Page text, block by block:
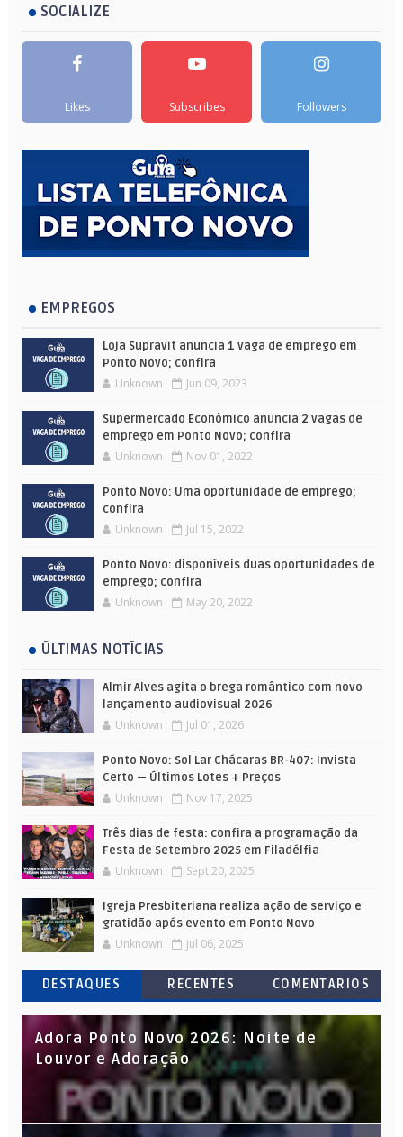
SOCIALIZE
Likes Subscribes Followers
EMPREGOS
Loja Supravit anuncia 1 vaga de emprego em
Ponto Novo; confira
Unknown Jun 09, 2023
Supermercado Econômico anuncia 2 vagas de
emprego em Ponto Novo; confira
Unknown Nov 01, 2022
Ponto Novo: Uma oportunidade de emprego;
confira
Unknown Jul 15, 2022
Ponto Novo: disponíveis duas oportunidades de
emprego; confira
Unknown May 20, 2022
ÚLTIMAS NOTÍCIAS
Almir Alves agita o brega romântico com novo
lançamento audiovisual 2026
Unknown Jul 01, 2026
Ponto Novo: Sol Lar Chácaras BR-407: Invista
Certo — Últimos Lotes + Preços
Unknown Nov 17, 2025
Três dias de festa: confira a programação da
Festa de Setembro 2025 em Filadélfia
Unknown Sept 20, 2025
Igreja Presbiteriana realiza ação de serviço e
gratidão após evento em Ponto Novo
Unknown Jul 06, 2025
DESTAQUES RECENTES COMENTARIOS
Adora Ponto Novo 2026: Noite de
Louvor e Adoração